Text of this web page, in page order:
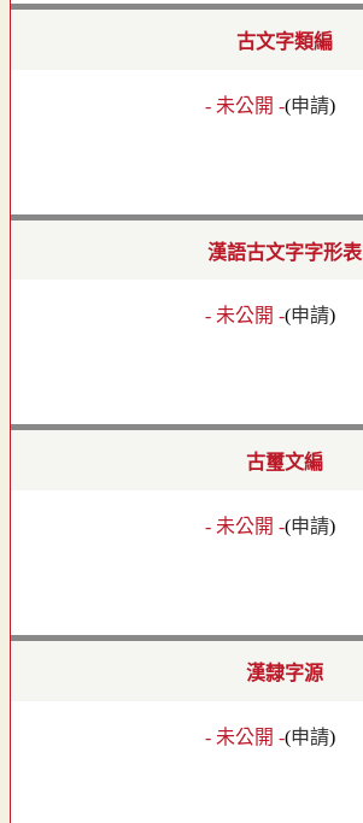
古文字類編
- 未公開 -(申請)
漢語古文字字形表
- 未公開 -(申請)
古璽文編
- 未公開 -(申請)
漢隸字源
- 未公開 -(申請)